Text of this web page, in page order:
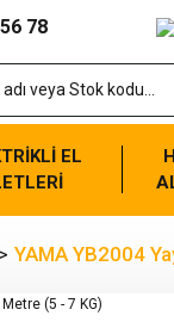
78
EL
YAMA YB2004